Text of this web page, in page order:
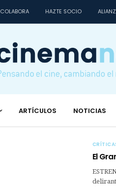
COLABORA HAZTE SOCIO
ARTÍCULOS NOTICIAS
El